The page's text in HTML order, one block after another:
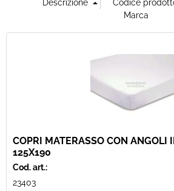
Veicoli Pronta
COPRI MATERASSO CON ANGOLI
125X190
Cod. art.:
23403